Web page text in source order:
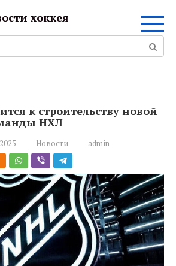
хоккея
к строительству новой
НХЛ
Новости admin